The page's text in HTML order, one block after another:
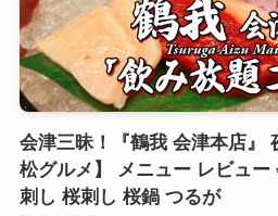
会津三昧！『鶴我 会津本店』
松グルメ】 メニュー レビュ
刺し 桜刺し 桜鍋 つるが